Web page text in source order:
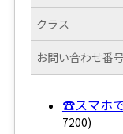
クラス
お問い合わせ番号
☎スマホ
7200)